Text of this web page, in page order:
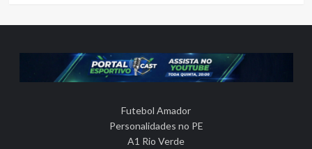
Futebol Amador
Personalidades no PE
A1 Rio Verde